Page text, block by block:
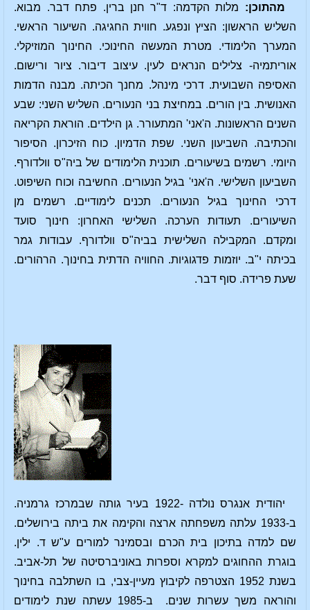
מהתוכן: מלות הקדמה: ד"ר חנן ברין. פתח דבר. מבוא.
השליש הראשון: הציץ ונפגע. חווית החגיגה. השיעור הראשי.
המערך הלימודי. מטרת המעשה החינוכי. החינוך המוזיקלי.
אוריתמיה- צלילים הנראים לעין. עיצוב דיבור. ציור ורישום.
האסיפה השבועית. דרכי מינהל. מחנך הכיתה. מבנה הדמות
האנושית. בין הורים. במחיצת בני הנעורים. השליש השני: שבע
השנים הראשונות. ה'אני' המתעורר. גן הילדים. הוראת הקריאה
והכתיבה. השביעון השני. שפת הדמיון. כוח הזיכרון. הסיפור
היומי. רשמים בשיעורים. תוכנית הלימודים של ביה"ס וולדורף.
השביעון השלישי. ה'אני' בגיל הנעורים. החשיבה וכוח השיפוט.
דרכי החינוך בגיל הנעורים. תכנים לימודיים. רשמים מן
השיעורים. תעודות הערכה. השלישי האחרון: חינוך סועד
ומקדם. המקבילה השלישית בביה"ס וולדורף. עבודות גמר
בכיתה י"ב. יוזמות פדגוגיות. החוויה הדתית בחינוך. הרהורים.
שעת פרידה. סוף דבר.
יהודית אנגרס נולדה -1922 בעיר גותה שבמרכז גרמניה.
ב-1933 עלתה משפחתה ארצה והקימה את ביתה בירושלים.
שם למדה בתיכון בית הכרם ובסמינר למורים ע"ש ד. ילין.
בוגרת ההחוגים למקרא וספרות באוניברסיטה של תל-אביב.
בשנת 1952 הצטרפה לקיבוץ מעיין-צבי, בו השתלבה בחינוך
והוראה משך עשרות שנים. ב-1985 עשתה שנת לימודים